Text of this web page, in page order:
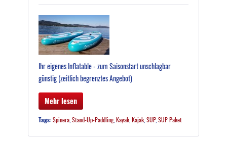
Ihr eigenes Inflatable - zum Saisonstart unschlagbar
günstig (zeitlich begrenztes Angebot)
Mehr lesen
Tags:Spinera, Stand-Up-Paddling, Kayak, Kajak, SUP, SUP Paket